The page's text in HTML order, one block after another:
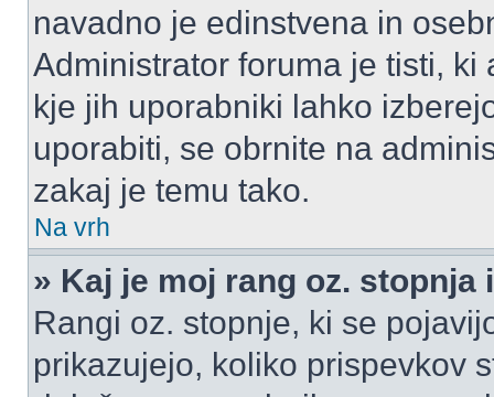
navadno je edinstvena in
Administrator foruma je tisti,
kje jih uporabniki lahko
uporabiti, se obrnite na
zakaj je temu tako.
Na vrh
» Kaj je moj rang oz.
Rangi oz. stopnje, ki se
prikazujejo, koliko prispevkov